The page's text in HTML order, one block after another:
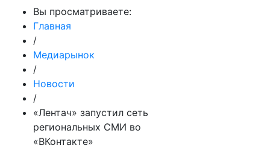
Вы просматриваете:
Главная
/
Медиарынок
/
Новости
/
«Лентач» запустил сеть
региональных СМИ во
«ВКонтакте»